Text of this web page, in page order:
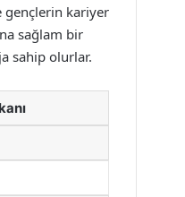
gençlerin kariyer
sağlam bir
sahip olurlar.